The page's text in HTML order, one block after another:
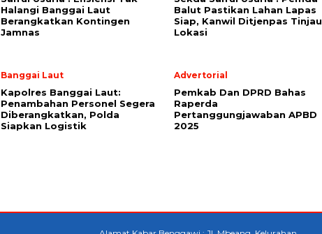
Halangi Banggai Laut
Berangkatkan Kontingen
Jamnas
Balut Pastikan Lahan Lapas
Siap, Kanwil Ditjenpas Tinjau
Lokasi
Banggai Laut
Kapolres Banggai Laut:
Penambahan Personel Segera
Diberangkatkan, Polda
Siapkan Logistik
Advertorial
Pemkab Dan DPRD Bahas
Raperda
Pertanggungjawaban APBD
2025